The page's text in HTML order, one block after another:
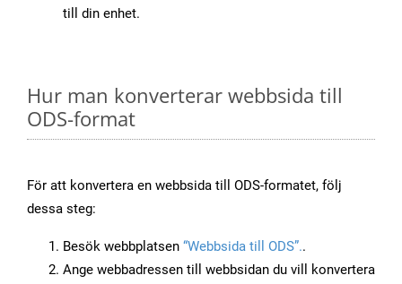
till din enhet.
Hur man konverterar webbsida till
ODS-format
För att konvertera en webbsida till ODS-formatet, följ
dessa steg:
Besök webbplatsen “Webbsida till ODS”..
Ange webbadressen till webbsidan du vill konvertera